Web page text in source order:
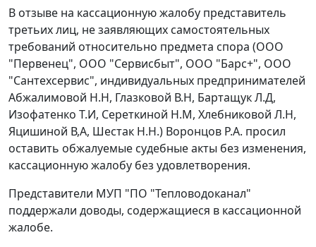
В отзыве на кассационную жалобу представитель
третьих лиц, не заявляющих самостоятельных
требований относительно предмета спора (ООО
"Первенец", ООО "Сервисбыт", ООО "Барс+", ООО
"Сантехсервис", индивидуальных предпринимателей
Абжалимовой Н.Н, Глазковой В.Н, Бартащук Л.Д,
Изофатенко Т.И, Сереткиной Н.М, Хлебниковой Л.Н,
Яцишиной В,А, Шестак Н.Н.) Воронцов Р.А. просил
оставить обжалуемые судебные акты без изменения,
кассационную жалобу без удовлетворения.
Представители МУП "ПО "Тепловодоканал"
поддержали доводы, содержащиеся в кассационной
жалобе.